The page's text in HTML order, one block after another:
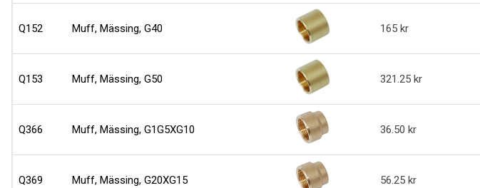
Q152 Muff, Mässing, G40 165
Q153 Muff, Mässing, G50 321.25
Q366 Muff, Mässing, G1G5XG10 36.50
Q369 Muff, Mässing, G20XG15 56.25